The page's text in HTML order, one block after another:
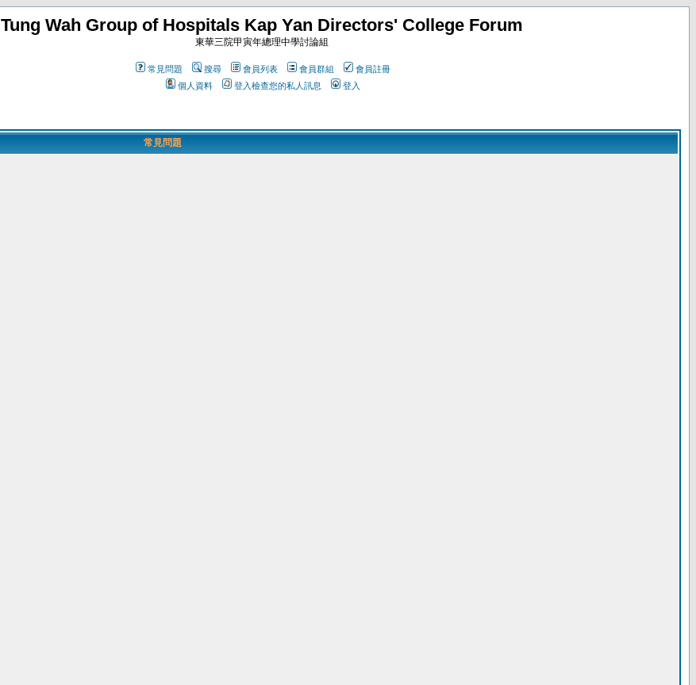
Tung Wah Group of Hospitals Kap Yan Directors' College Forum
東華三院甲寅年總理中學討論組
常見問題 搜尋 會員列表 會員群組
會員註冊
個人資料
登入檢查您的私人訊息 登入
常見問題